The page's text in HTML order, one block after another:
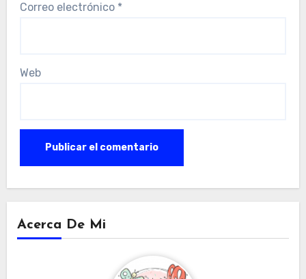
Correo electrónico *
Web
Acerca De Mi